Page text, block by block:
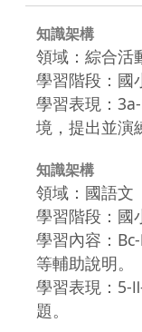
知識架構
領域：綜合活
學習階段：國
學習表現：
境，提出並演
知識架構
領域：國語文
學習階段：國
學習內容：
等輔助說明。
學習表現：5-
題。